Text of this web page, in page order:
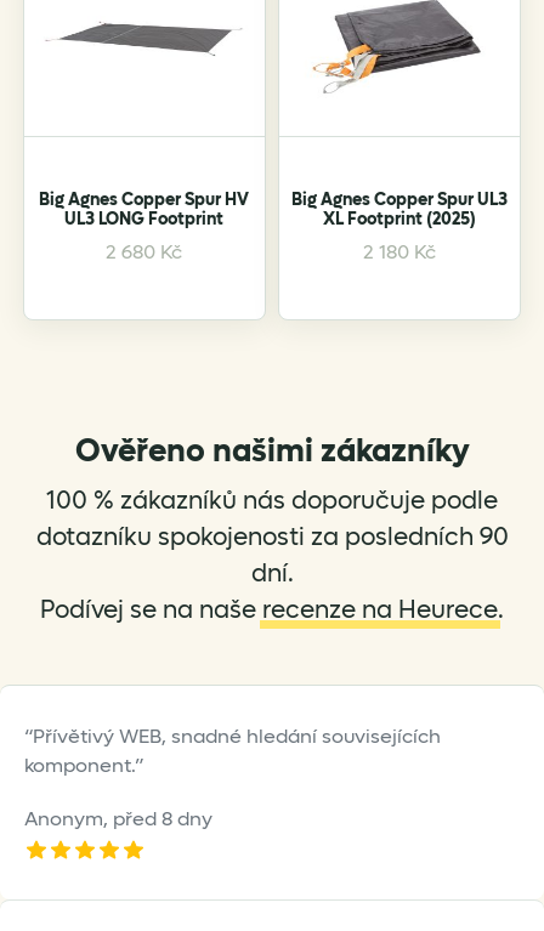
Big Agnes Copper Spur HV
UL3 LONG Footprint
2 680 Kč
Big Agnes Copper Spur UL3
XL Footprint (2025)
2 180 Kč
Ověřeno našimi zákazníky
100 % zákazníků nás doporučuje podle
dotazníku spokojenosti za posledních 90
dní.
Podívej se na naše recenze na Heurece.
Přívětivý WEB, snadné hledání souvisejících
komponent.
Anonym, před 8 dny